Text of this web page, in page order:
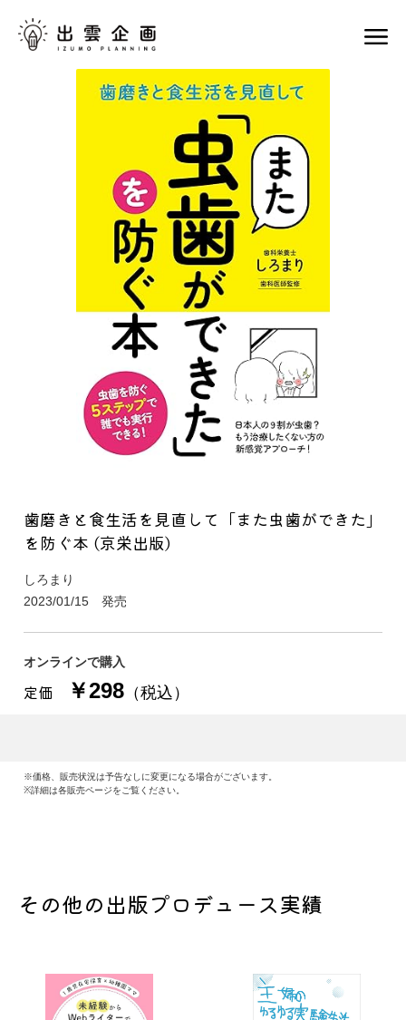
歯磨きと食生活を見直して「また虫歯ができた」
を防ぐ本 (京栄出版)
しろまり
2023/01/15 発売
オンラインで購入
定価 ￥298 （税込）
※価格、販売状況は予告なしに変更になる場合がございます。
※詳細は各販売ページをご覧ください。
その他の出版プロデュース実績